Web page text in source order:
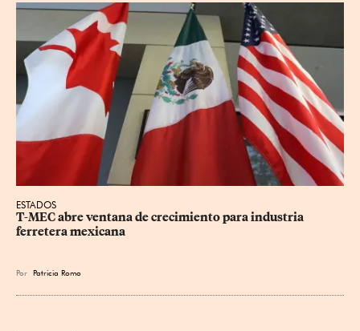
ESTADOS
T-MEC abre ventana de crecimiento para industria
ferretera mexicana
Por Patricia Romo